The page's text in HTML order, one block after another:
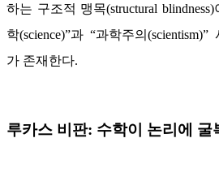
하는 구조적 맹목(structural
학(science)”과 “과학주의
가 존재한다.
루카스 비판: 수학이 논리에 굴